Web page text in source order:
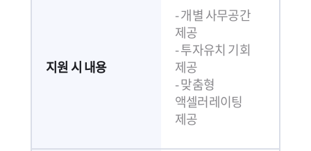
지원 시 내용
- 개별 사무공간
제공
- 투자유치 기회
제공
- 맞춤형
액셀러레이팅
제공